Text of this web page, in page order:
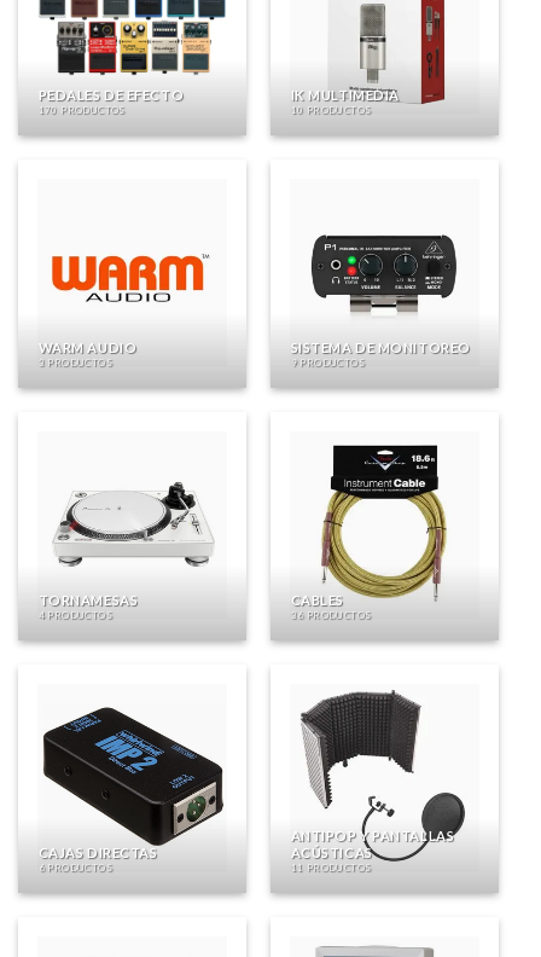
PEDALES DE EFECTO
170 PRODUCTOS
IK MULTIMEDIA
10 PRODUCTOS
WARM AUDIO
3 PRODUCTOS
SISTEMA DE MONITOREO
9 PRODUCTOS
TORNAMESAS
4 PRODUCTOS
CABLES
36 PRODUCTOS
CAJAS DIRECTAS
6 PRODUCTOS
ANTIPOP Y PANTALLAS
ACÚSTICAS
11 PRODUCTOS